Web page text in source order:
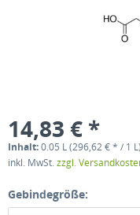
14,83 € *
Inhalt:0.05 L (296,62 € * / 1 L)
inkl. MwSt.zzgl.
Gebindegröße: